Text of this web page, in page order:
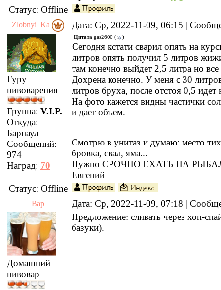
Статус: Offline
Zlobnyi_Ka Дата: Ср, 2022-11-09, 06:15 |
Гуру
пивоварения
Группа: V.I.P.
Откуда:
Барнаул
Сообщений:
974
Наград: 70
Цитата gas2600 ( )
Сегодня кстати сварил опять на
литров опять получил 5 литров
там конечно выйдет 2,5 литра но все
Дохрена конечно. У меня с 30
литров бруха, после отстоя 0,5 идет
На фото кажется видны частички
и дает объем.
Смотрю в унитаз и думаю: место
бровка, свал, яма...
Нужно СРОЧНО ЕХАТЬ НА
Евгений
Статус: Offline
Вар Дата: Ср, 2022-11-09, 07:18 |
Домашний
пивовар
Предложение: сливать через хоп-
базуки).